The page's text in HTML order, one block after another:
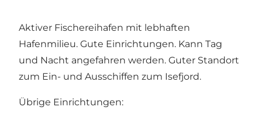
Aktiver Fischereihafen mit lebhaften
Hafenmilieu. Gute Einrichtungen. Kann Tag
und Nacht angefahren werden. Guter Standort
zum Ein- und Ausschiffen zum Isefjord.
Übrige Einrichtungen: